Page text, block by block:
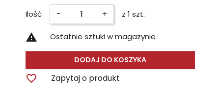
Ilość - + z 1 szt.
 Ostatnie sztuki w magazynie
DODAJ DO KOSZYKA
 Zapytaj o produkt